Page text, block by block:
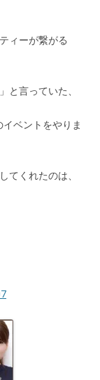
ィーが繋がる
と言っていた、
ベントをやりま
てくれたのは、